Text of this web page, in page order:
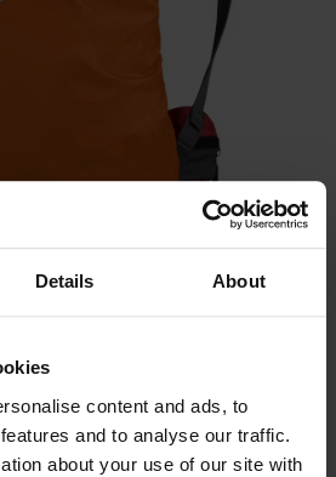
Details About
content and ads, to
and to analyse our traffic.
about your use of our site with
CECHY